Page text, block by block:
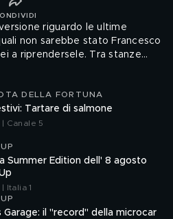
riguardo le ultime
non sarebbe stato Francesco
a riprendersele. Tra stanze
DELLA FORTUNA
Tartare di salmone
Canale 5
Summer Edition dell' 8 agosto
Italia 1
Garage: il "record" della microcar